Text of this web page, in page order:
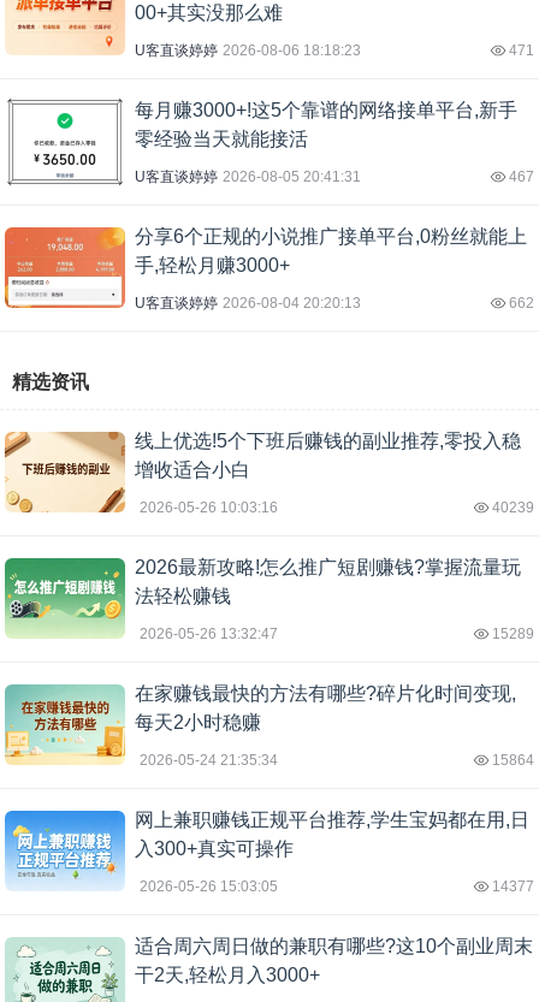
00+其实没那么难
U客直谈婷婷 2026-08-06 18:18:23 471
每月赚3000+!这5个靠谱的网络接单平台,新手
零经验当天就能接活
U客直谈婷婷 2026-08-05 20:41:31 467
分享6个正规的小说推广接单平台,0粉丝就能上
手,轻松月赚3000+
U客直谈婷婷 2026-08-04 20:20:13 662
精选资讯
线上优选!5个下班后赚钱的副业推荐,零投入稳
增收适合小白
2026-05-26 10:03:16 40239
2026最新攻略!怎么推广短剧赚钱?掌握流量玩
法轻松赚钱
2026-05-26 13:32:47 15289
在家赚钱最快的方法有哪些?碎片化时间变现,
每天2小时稳赚
2026-05-24 21:35:34 15864
网上兼职赚钱正规平台推荐,学生宝妈都在用,日
入300+真实可操作
2026-05-26 15:03:05 14377
适合周六周日做的兼职有哪些?这10个副业周末
干2天,轻松月入3000+